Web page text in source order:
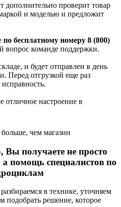
дополнительно проверит товар
и моделью и предложит
по бесплатному номеру 8 (800)
вопрос команде поддержки.
и будет отправлен в день
Перед отгрузкой еще раз
отличное настроение в
чем магазин
Вы получаете не просто
помощь специалистов по
в технике, уточняем
подобрать решение, которое